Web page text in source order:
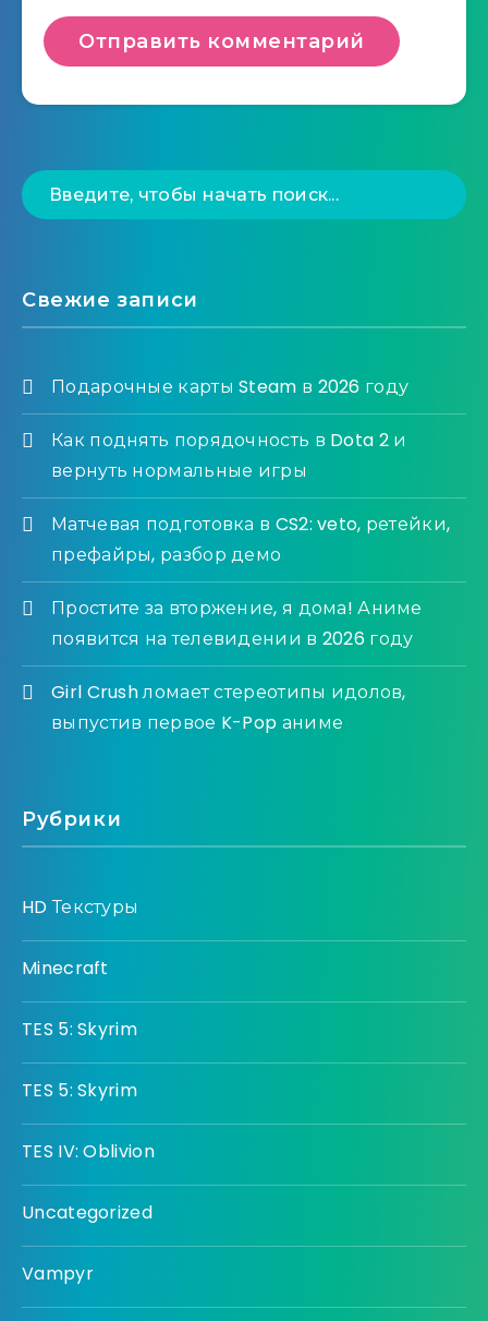
Свежие записи
Подарочные карты Steam в 2026 году
Как поднять порядочность в Dota 2 и
вернуть нормальные игры
Матчевая подготовка в CS2: veto, ретейки,
префайры, разбор демо
Простите за вторжение, я дома! Аниме
появится на телевидении в 2026 году
Girl Crush ломает стереотипы идолов,
выпустив первое K-Pop аниме
Рубрики
HD Текстуры
Minecraft
TES 5: Skyrim
TES 5: Skyrim
TES IV: Oblivion
Uncategorized
Vampyr